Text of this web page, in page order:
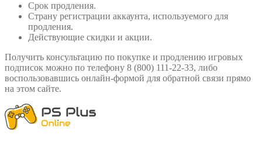
Срок продления.
Страну регистрации аккаунта, используемого для
продления.
Действующие скидки и акции.
Получить консультацию по покупке и продлению игровых
подписок можно по телефону 8 (800) 111-22-33, либо
воспользовавшись онлайн-формой для обратной связи прямо
на этом сайте.